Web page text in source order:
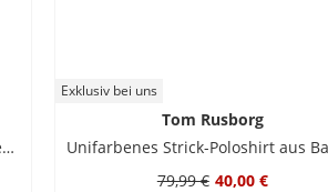
Rugbyshirt aus Baumwolle mit buntem Ringelstreifen
Exklusiv bei uns
Tom Rusborg
79,99 € 40,00 €